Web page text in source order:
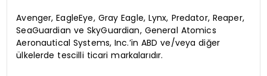
Avenger, EagleEye, Gray Eagle, Lynx, Predator, Reaper,
SeaGuardian ve SkyGuardian, General Atomics
Aeronautical Systems, Inc.’in ABD ve/veya diğer
ülkelerde tescilli ticari markalarıdır.